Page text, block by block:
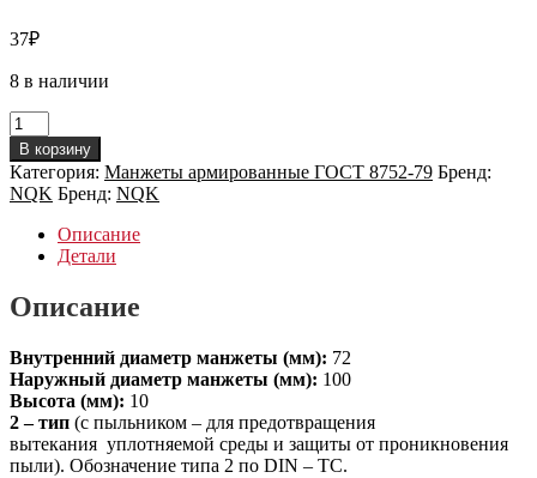
37₽
8 в наличии
Количество
товара
Манжета
армированная
2-
72*100*10
В корзину
Категория: Манжеты армированные ГОСТ 8752-79 Бренд:
NQK Бренд: NQK
Описание
Детали
Описание
Внутренний диаметр манжеты (мм): 72
Наружный диаметр манжеты (мм): 100
Высота (мм): 10
2 – тип (с пыльником – для предотвращения
вытекания уплотняемой среды и защиты от проникновения
пыли). Обозначение типа 2 по DIN – TC.